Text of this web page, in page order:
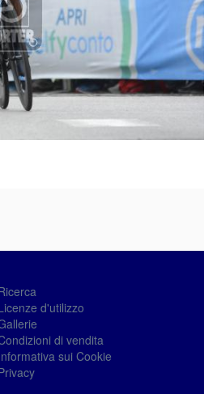
d'utilizzo
di vendita
sui Cookie